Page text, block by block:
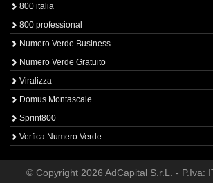
800 italia
800 professional
Numero Verde Business
Numero Verde Gratuito
Viralizza
Domus Montascale
Sprint800
Verfica Numero Verde
© Copyright 2026 AdCapital S.r.L. - P.Iva: